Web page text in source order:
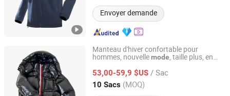
Envoyer demande
Manteau d'hiver confortable pour
hommes, nouvellemode, taille plus, en
vesteen duvet - Vêtements et prix
vêtements
53,00-59,9 $US / Sac
10 Sacs (MOQ)
Shishi City Arkr Valley Flying Network Garment Store
Fujian, China Depuis 2025